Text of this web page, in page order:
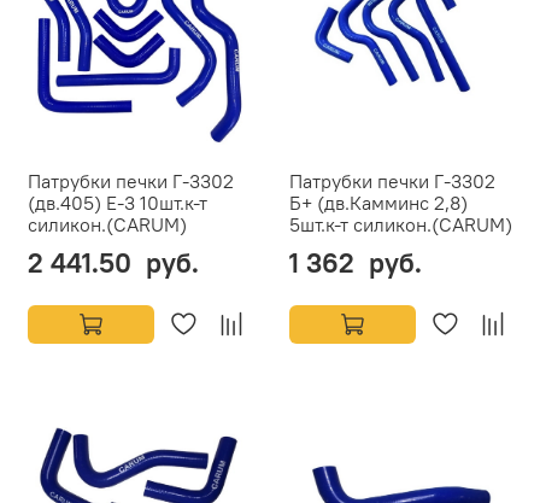
Патрубки печки Г-3302
(дв.405) Е-3 10шт.к-т
силикон.(CARUM)
2 441.50 руб.
Патрубки печки Г-3302
Б+ (дв.Камминс 2,8)
5шт.к-т силикон.(CARUM)
1 362 руб.